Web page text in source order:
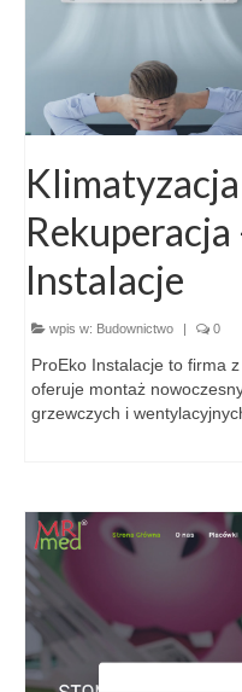
Klimatyzacja
Rekuperacja
Instalacje
wpis w: Budownictwo 0
ProEko Instalacje to firma
oferuje montaż
grzewczych i